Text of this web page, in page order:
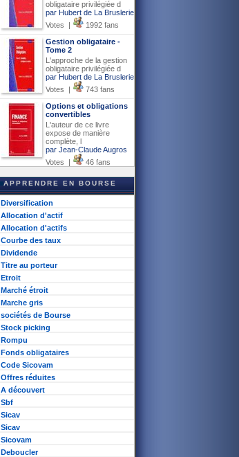
obligataire privilégiée d
par Hubert de La Bruslerie
Votes |
1992 fans
Gestion obligataire -
Tome 2
L'approche de la gestion
obligataire privilégiée d
par Hubert de La Bruslerie
Votes |
743 fans
Options et obligations
convertibles
L'auteur de ce livre
expose de manière
complète, l
par Jean-Claude Augros
Votes |
46 fans
APPRENDRE EN BOURSE
Diversification
Allocation d'actif
Allocation d'actifs
Courbe des taux
Dividende
Titre au porteur
Etroit
Marché étroit
Marche gris
sociétés de Bourse
Stock picking
Rompu
Fonds obligataires
Code Sicovam
Offres réduites
A découvert
Sbf
Sicav
Sicav
Sicovam
Deboucler